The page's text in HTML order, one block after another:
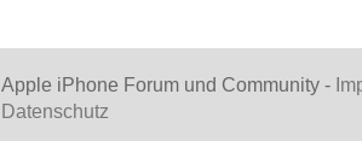
Apple iPhone Forum und Community -
Datenschutz